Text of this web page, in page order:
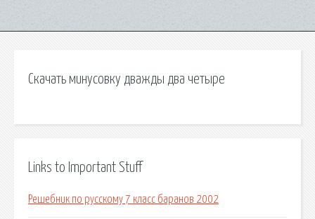
Скачать минусовку дважды два четыре
Links to Important Stuff
Решебник по русскому 7 класс баранов 2002